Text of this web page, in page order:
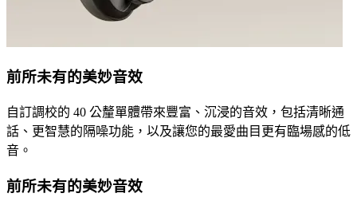
前所未有的美妙音效
自訂調校的 40 公釐單體帶來豐富、沉浸的音效，包括清晰通
話、更智慧的隔噪功能，以及讓您的最愛曲目更有臨場感的低
音。
前所未有的美妙音效